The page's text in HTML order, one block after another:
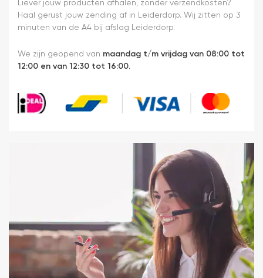
makkelijk(
ben denk
ik 10 min
geweest)
en hij rolt
en kreukt
niet bij het
Liever jouw producten afhalen, zonder verzendkosten?
Haal gerust jouw zending af in Leiderdorp. Wij zitten op 3
minuten van de A4 bij afslag Leiderdorp.
We zijn geopend van maandag t/m vrijdag van 08:00 tot
12:00 en van 12:30 tot 16:00.